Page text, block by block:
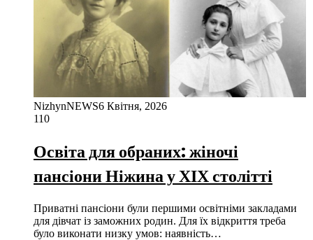
NizhynNEWS6 Квітня, 2026
110
Освіта для обраних: жіночі
пансіони Ніжина у ХІХ столітті
Приватні пансіони були першими освітніми закладами
для дівчат із заможних родин. Для їх відкриття треба
було виконати низку умов: наявність…